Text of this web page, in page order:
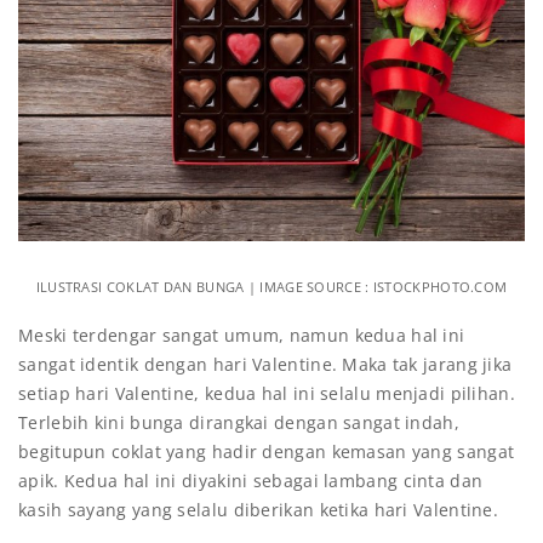
ILUSTRASI COKLAT DAN BUNGA | IMAGE SOURCE : ISTOCKPHOTO.COM
Meski terdengar sangat umum, namun kedua hal ini
sangat identik dengan hari Valentine. Maka tak jarang jika
setiap hari Valentine, kedua hal ini selalu menjadi pilihan.
Terlebih kini bunga dirangkai dengan sangat indah,
begitupun coklat yang hadir dengan kemasan yang sangat
apik. Kedua hal ini diyakini sebagai lambang cinta dan
kasih sayang yang selalu diberikan ketika hari Valentine.